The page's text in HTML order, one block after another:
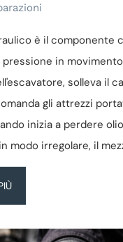
è il componente
in
solleva il
gli attrezzi
inizia a perdere
modo irregolare, il